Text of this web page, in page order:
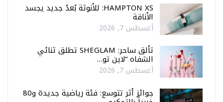
HAMPTON XS: للأنوثة بُعدٌ جديد يجسد
الأناقة
أغسطس 7, 2026
تألق ساحر: SHEGLAM تطلق ثنائي
الشفاه “لاين تو…
أغسطس 7, 2026
جوائز أثر تتوسع: فئة رياضية جديدة و80